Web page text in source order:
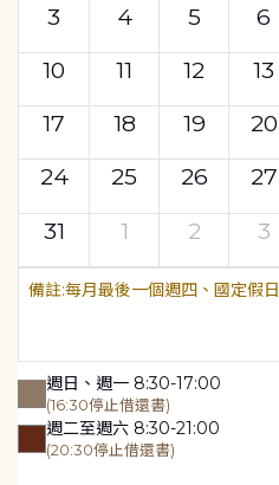
3
4 5 6
10
11 12 13
17
18 19 20
24
25 26 27
31
1 2 3
每月最後一個週四、國定假
週日、週一 8:30-17:00
(16:30停止借還書)
週二至週六 8:30-21:00
(20:30停止借還書)